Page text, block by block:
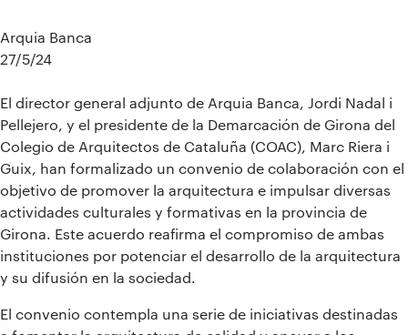
Arquia Banca
27/5/24
El director general adjunto de Arquia Banca, Jordi Nadal i
Pellejero, y el presidente de la Demarcación de Girona del
Colegio de Arquitectos de Cataluña (COAC), Marc Riera i
Guix, han formalizado un convenio de colaboración con el
objetivo de promover la arquitectura e impulsar diversas
actividades culturales y formativas en la provincia de
Girona. Este acuerdo reafirma el compromiso de ambas
instituciones por potenciar el desarrollo de la arquitectura
y su difusión en la sociedad.
El convenio contempla una serie de iniciativas destinadas